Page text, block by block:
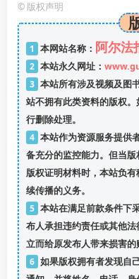
© 版权声明
1 本网站名称： 阿尔法
2 本站永久网址：
3 本站所有涉及视频及图
站不拥有此类资料的版权
行删除处理。
4 本站作为资源服务提供
备充分的监控能力。但当
版权证明材料时，本站负
续传播的义务。
5 本站在满足前款条件下
布人承担违约责任或其他
立而给原发布人带来损害的
6 如果版权拥有者发现自